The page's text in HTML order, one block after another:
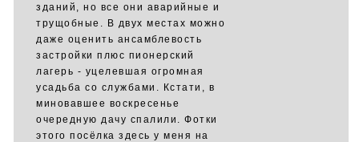
зданий, но все они аварийные и
трущобные. В двух местах можно
даже оценить ансамблевость
застройки плюс пионерский
лагерь - уцелевшая огромная
усадьба со службами. Кстати, в
миновавшее воскресенье
очередную дачу спалили. Фотки
этого посёлка здесь у меня на